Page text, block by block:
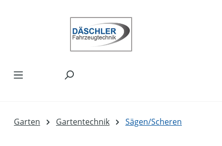
Garten Gartentechnik Sägen/Scheren